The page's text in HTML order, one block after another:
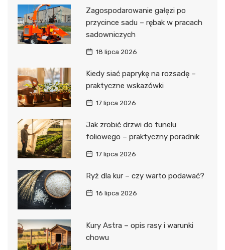
Zagospodarowanie gałęzi po
przycince sadu – rębak w pracach
sadowniczych
18 lipca 2026
Kiedy siać paprykę na rozsadę –
praktyczne wskazówki
17 lipca 2026
Jak zrobić drzwi do tunelu
foliowego – praktyczny poradnik
17 lipca 2026
Ryż dla kur – czy warto podawać?
16 lipca 2026
Kury Astra – opis rasy i warunki
chowu